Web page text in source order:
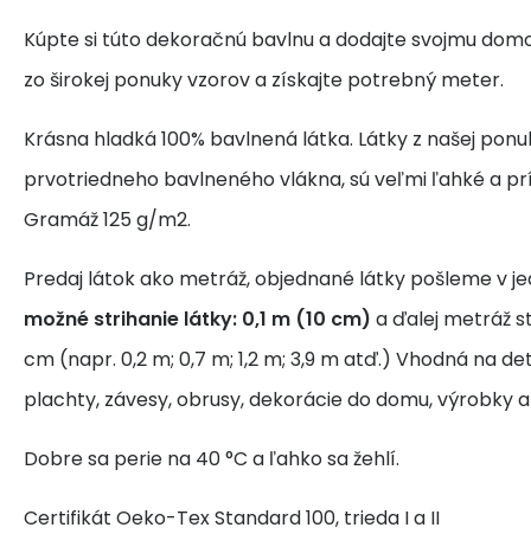
Kúpte si túto dekoračnú bavlnu a dodajte svojmu
zo širokej ponuky vzorov a získajte potrebný meter.
Krásna hladká 100% bavlnená látka. Látky z našej
prvotriedneho bavlneného vlákna, sú veľmi ľahké a
Gramáž 125 g/m2.
Predaj látok ako metráž, objednané látky pošleme v
možné strihanie látky: 0,1 m (10 cm) a ďalej metráž
cm (napr. 0,2 m; 0,7 m; 1,2 m; 3,9 m atď.) Vhodná na
plachty, závesy, obrusy, dekorácie do domu, výrobky
Dobre sa perie na 40 °C a ľahko sa žehlí.
Certifikát Oeko-Tex Standard 100, trieda I a II